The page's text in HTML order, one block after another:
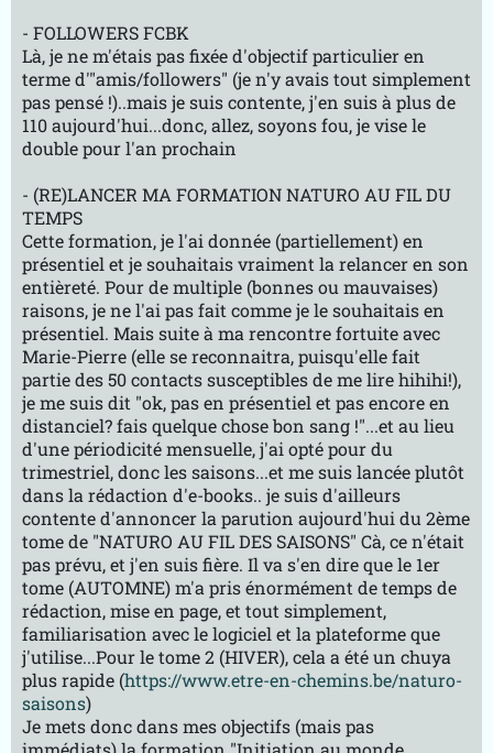
- FOLLOWERS FCBK
Là, je ne m'étais pas fixée d'objectif particulier en
terme d'"amis/followers" (je n'y avais tout simplement
pas pensé !)..mais je suis contente, j'en suis à plus de
110 aujourd'hui...donc, allez, soyons fou, je vise le
double pour l'an prochain
- (RE)LANCER MA FORMATION NATURO AU FIL DU
TEMPS
Cette formation, je l'ai donnée (partiellement) en
présentiel et je souhaitais vraiment la relancer en son
entièreté. Pour de multiple (bonnes ou mauvaises)
raisons, je ne l'ai pas fait comme je le souhaitais en
présentiel. Mais suite à ma rencontre fortuite avec
Marie-Pierre (elle se reconnaitra, puisqu'elle fait
partie des 50 contacts susceptibles de me lire hihihi!),
je me suis dit "ok, pas en présentiel et pas encore en
distanciel? fais quelque chose bon sang !"...et au lieu
d'une périodicité mensuelle, j'ai opté pour du
trimestriel, donc les saisons...et me suis lancée plutôt
dans la rédaction d'e-books.. je suis d'ailleurs
contente d'annoncer la parution aujourd'hui du 2ème
tome de "NATURO AU FIL DES SAISONS" Cà, ce n'était
pas prévu, et j'en suis fière. Il va s'en dire que le 1er
tome (AUTOMNE) m'a pris énormément de temps de
rédaction, mise en page, et tout simplement,
familiarisation avec le logiciel et la plateforme que
j'utilise...Pour le tome 2 (HIVER), cela a été un chuya
plus rapide (https://www.etre-en-chemins.be/naturo-
saisons)
Je mets donc dans mes objectifs (mais pas